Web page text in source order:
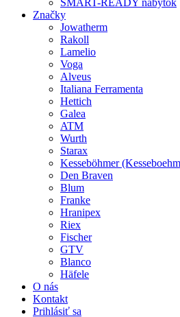
Značky
Jowatherm
Rakoll
Lamelio
Voga
Alveus
Italiana Ferramenta
Hettich
Galea
ATM
Wurth
Starax
Kesseböhmer
Den Braven
Blum
Franke
Hranipex
Riex
Fischer
GTV
Blanco
Häfele
O nás
Kontakt
Prihlásiť sa